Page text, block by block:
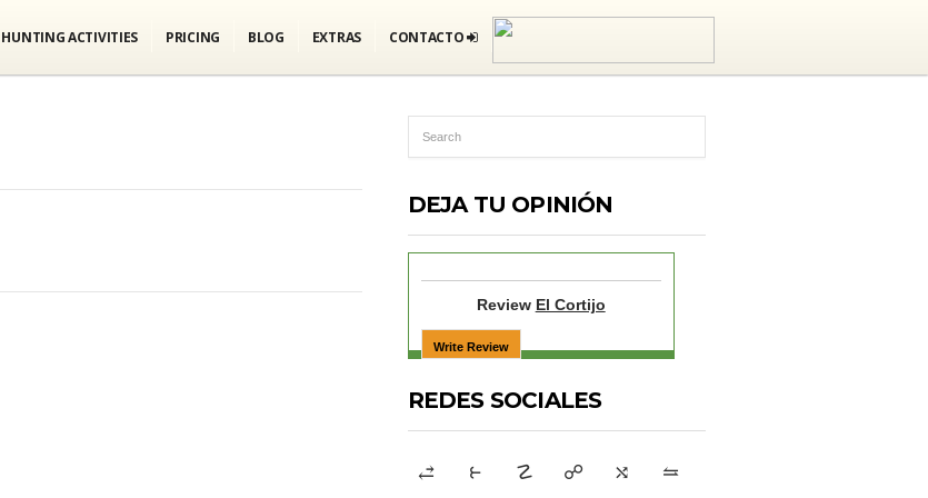
HUNTING ACTIVITIES PRICING BLOG EXTRAS CONTACTO
DEJA TU OPINIÓN
Review El Cortijo
REDES SOCIALES